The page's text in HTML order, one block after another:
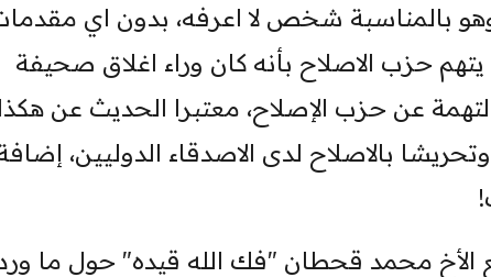
بالمناسبة شخص لا اعرفه، بدون اي
حزب الاصلاح بأنه كان وراء اغلاق صحيفة
عن حزب الإصلاح، معتبرا الحديث عن هكذا
بالاصلاح لدى الاصدقاء الدوليين،
الأخ محمد قحطان "فك الله قيده" حول ما